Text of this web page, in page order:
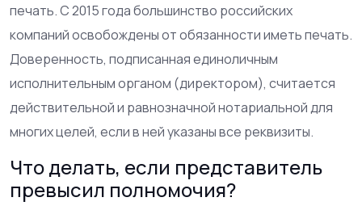
печать. С 2015 года большинство российских
компаний освобождены от обязанности иметь печать.
Доверенность, подписанная единоличным
исполнительным органом (директором), считается
действительной и равнозначной нотариальной для
многих целей, если в ней указаны все реквизиты.
Что делать, если представитель
превысил полномочия?